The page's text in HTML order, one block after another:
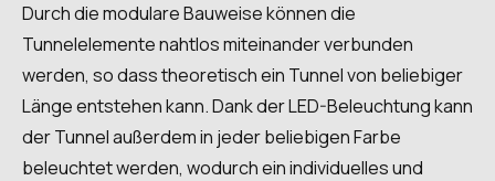
Durch die modulare Bauweise können die
Tunnelelemente nahtlos miteinander verbunden
werden, so dass theoretisch ein Tunnel von beliebiger
Länge entstehen kann. Dank der LED-Beleuchtung kann
der Tunnel außerdem in jeder beliebigen Farbe
beleuchtet werden, wodurch ein individuelles und